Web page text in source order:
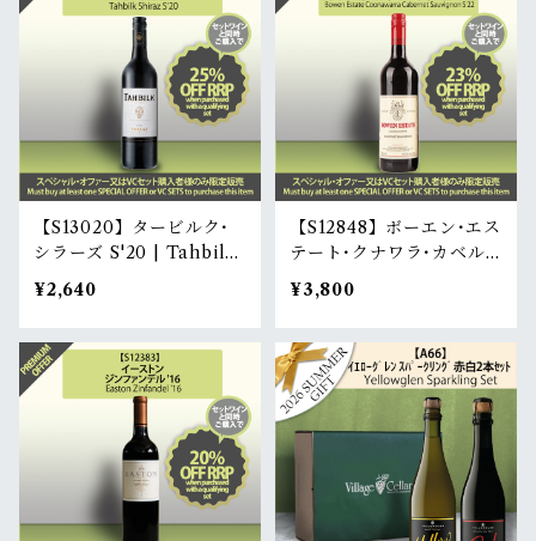
【S13020】タービルク･
シラーズ S'20 | Tahbilk
Shiraz S'20
¥2,640
【S12848】ボーエン･エス
テート･クナワラ･カベル
ネ･ソーヴィニヨン S'22 |
Bowen Estate Coonawa
rra Cabernet Sauvigno
n S'22
¥3,800